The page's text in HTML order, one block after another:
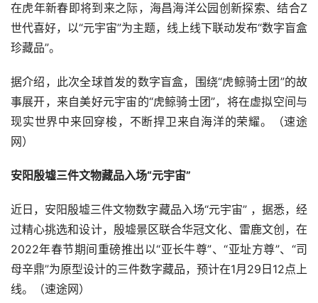
在虎年新春即将到来之际，海昌海洋公园创新探索、结合Z
世代喜好，以“元宇宙”为主题，线上线下联动发布“数字盲盒
珍藏品”。
据介绍，此次全球首发的数字盲盒，围绕“虎鲸骑士团”的故
事展开，来自美好元宇宙的“虎鲸骑士团”，将在虚拟空间与
现实世界中来回穿梭，不断捍卫来自海洋的荣耀。（速途
网）
安阳殷墟三件文物藏品入场“元宇宙”
近日，安阳殷墟三件文物数字藏品入场“元宇宙” ，据悉，经
过精心挑选和设计，殷墟景区联合华冠文化、雷鹿文创，在
2022年春节期间重磅推出以“亚长牛尊”、“亚址方尊”、“司
母辛鼎”为原型设计的三件数字藏品，预计在1月29日12点上
线。（速途网）